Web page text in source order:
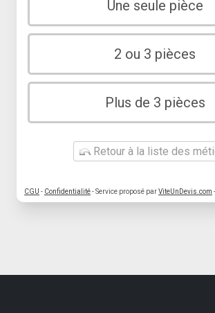
Une seule pièce
2 ou 3 pièces
Plus de 3 pièces
Retour à la liste des
CGU - Confidentialité- Service proposé parViteUnDevis.com -